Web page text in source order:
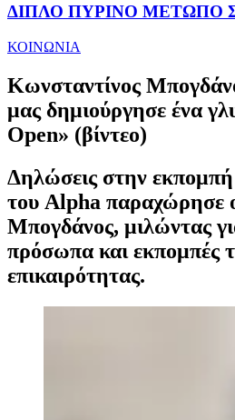
ΔΙΠΛΟ ΠΥΡΙΝΟ ΜΕΤΩΠΟ
ΚΟΙΝΩΝΙΑ
Κωνσταντίνος
μας δημιούργησε ένα
Open» (βίντεο)
Δηλώσεις στην
του Alpha παραχώρησε
Μπογδάνος, μιλώντας
πρόσωπα και εκπομπές
επικαιρότητας.